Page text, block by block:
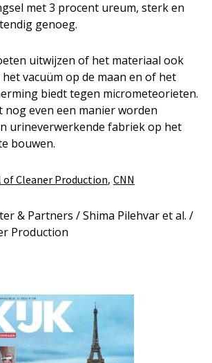
met 3 procent ureum, sterk en
genoeg.
uitwijzen of het materiaal ook
vacuüm op de maan en of het
biedt tegen micrometeorieten.
nog even een manier worden
urineverwerkende fabriek op het
bouwen.
of Cleaner Production, CNN
& Partners / Shima Pilehvar et al. /
Production